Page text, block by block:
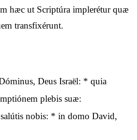
hæc ut Scriptúra implerétur quæ
transfixérunt.
Deus Israël: * quia
plebis suæ:
nobis: * in domo David,